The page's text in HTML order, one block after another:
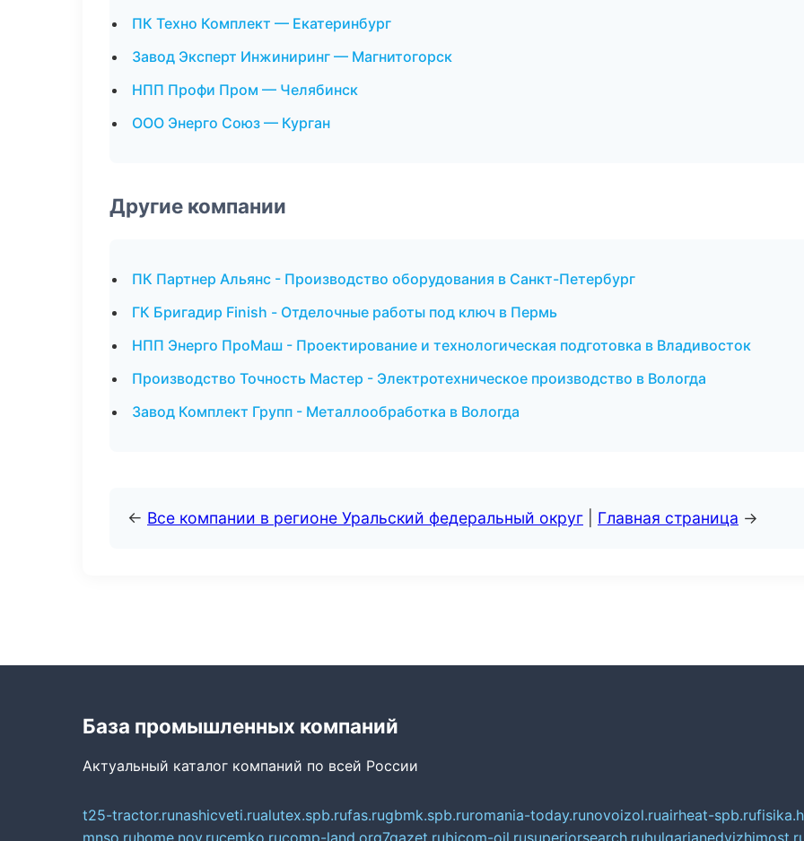
ПК Техно Комплект — Екатеринбург
Завод Эксперт Инжиниринг — Магнитогорск
НПП Профи Пром — Челябинск
ООО Энерго Союз — Курган
Другие компании
ПК Партнер Альянс - Производство оборудования в Санкт-Петербург
ГК Бригадир Finish - Отделочные работы под ключ в Пермь
НПП Энерго ПроМаш - Проектирование и технологическая подготовка в Владивосток
Производство Точность Мастер - Электротехническое производство в Вологда
Завод Комплект Групп - Металлообработка в Вологда
← Все компании в регионе Уральский федеральный округ Главная страница →
База промышленных компаний
Актуальный каталог компаний по всей России
t25-tractor.runashicveti.rualutex.spb.rufas.rugbmk.spb.ruromania-today.runovoizol.ruairheat-spb.ru
mnso.ruhome.nov.rucemko.rucomp-land.org7gazet.rubicom-oil.rusuperiorsearch.ru